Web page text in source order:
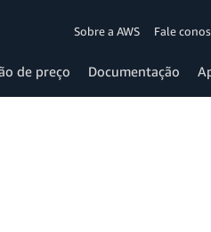
Sobre a AWS Fale
de preço Documentação